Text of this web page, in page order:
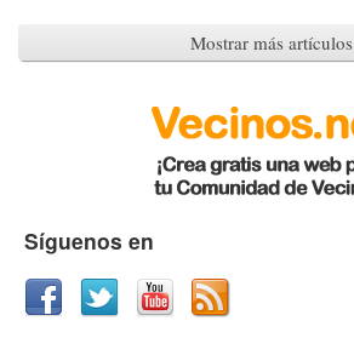
Mostrar más artículos
Síguenos en